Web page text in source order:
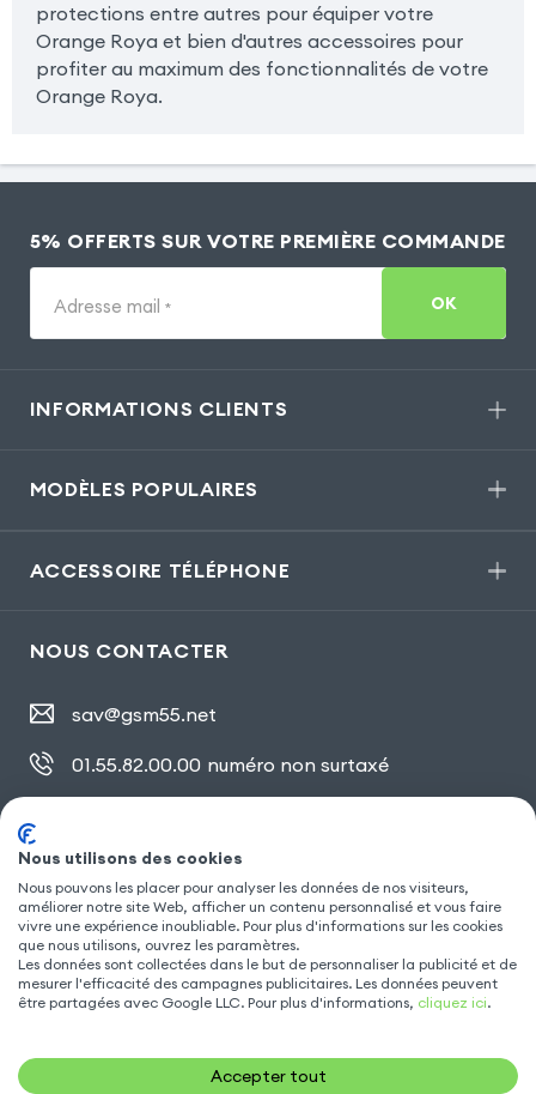
protections entre autres pour équiper votre
Orange Roya et bien d'autres accessoires pour
profiter au maximum des fonctionnalités de votre
Orange Roya.
5% OFFERTS SUR VOTRE PREMIÈRE COMMANDE
Adresse mail * OK
INFORMATIONS CLIENTS
MODÈLES POPULAIRES
ACCESSOIRE TÉLÉPHONE
NOUS CONTACTER
sav@gsm55.net
01.55.82.00.00 numéro non surtaxé
SUIVEZ NOUS
Nous utilisons des cookies
Nous pouvons les placer pour analyser les données de nos visiteurs,
améliorer notre site Web, afficher un contenu personnalisé et vous faire
vivre une expérience inoubliable. Pour plus d'informations sur les cookies
que nous utilisons, ouvrez les paramètres.
Les données sont collectées dans le but de personnaliser la publicité et de
mesurer l'efficacité des campagnes publicitaires. Les données peuvent
être partagées avec Google LLC. Pour plus d'informations, cliquez ici.
Accepter tout